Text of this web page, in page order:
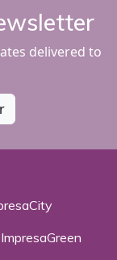
delivered to
ImpresaGreen